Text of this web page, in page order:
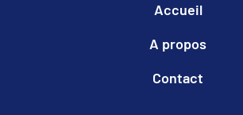
Accueil
A propos
Contact